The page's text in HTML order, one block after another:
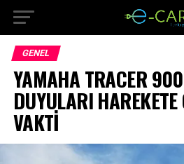
GENEL
YAMAHA TRACER
DUYULARI
VAKTİ